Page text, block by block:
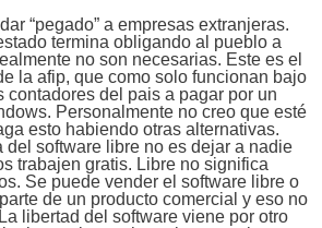
“pegado” a empresas extranjeras.
termina obligando al pueblo a
no son necesarias. Este es el
la afip, que como solo funcionan bajo
contadores del pais a pagar por un
Personalmente no creo que esté
esto habiendo otras alternativas.
del software libre no es dejar a nadie
trabajen gratis. Libre no significa
Se puede vender el software libre o
de un producto comercial y eso no
libertad del software viene por otro